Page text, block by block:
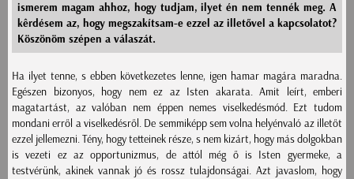
ismerem magam ahhoz, hogy tudjam, ilyet én nem tennék meg. A
kêrdésem az, hogy megszakítsam-e ezzel az illetővel a kapcsolatot?
Köszönöm szépen a válaszát.
Ha ilyet tenne, s ebben következetes lenne, igen hamar magára maradna.
Egészen bizonyos, hogy nem ez az Isten akarata. Amit leírt, emberi
magatartást, az valóban nem éppen nemes viselkedésmód. Ezt tudom
mondani erről a viselkedésről. De semmiképp sem volna helyénvaló az illetőt
ezzel jellemezni. Tény, hogy tetteinek része, s nem kizárt, hogy más dolgokban
is vezeti ez az opportunizmus, de attól még ő is Isten gyermeke, a
testvérünk, akinek vannak jó és rossz tulajdonságai. Azt javaslom, hogy